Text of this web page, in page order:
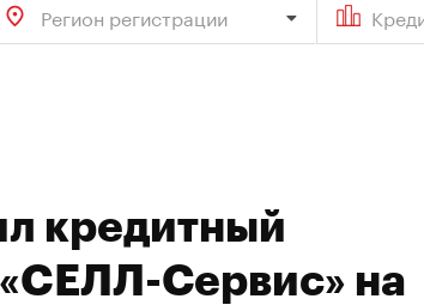
Регион регистрации
кредитный
Сервис» на